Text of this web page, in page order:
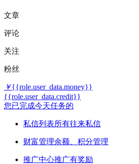
文章
评论
关注
粉丝
￥{{role.user_data.money}}
{{role.user_data.credit}}
您已完成今天任务的
私信列表所有往来私信
财富管理余额、积分管理
推广中心推广有奖励